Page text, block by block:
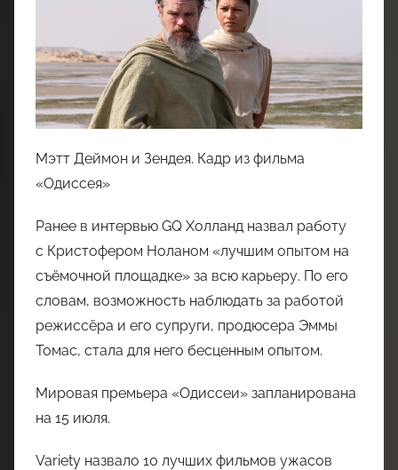
Мэтт Деймон и Зендея. Кадр из фильма
«Одиссея»
Ранее в интервью GQ Холланд назвал работу
с Кристофером Ноланом «лучшим опытом на
съёмочной площадке» за всю карьеру. По его
словам, возможность наблюдать за работой
режиссёра и его супруги, продюсера Эммы
Томас, стала для него бесценным опытом.
Мировая премьера «Одиссеи» запланирована
на 15 июля.
Variety назвало 10 лучших фильмов ужасов